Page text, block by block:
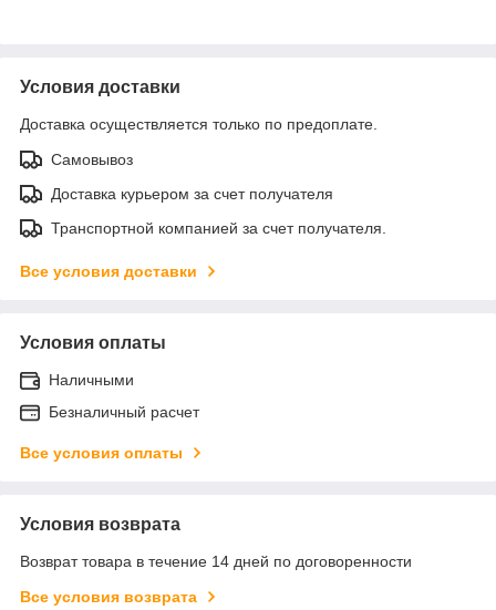
Условия доставки
Доставка осуществляется только по предоплате.
Самовывоз
Доставка курьером за счет получателя
Транспортной компанией за счет получателя.
Все условия доставки
Условия оплаты
Наличными
Безналичный расчет
Все условия оплаты
Условия возврата
Возврат товара в течение 14 дней по договоренности
Все условия возврата